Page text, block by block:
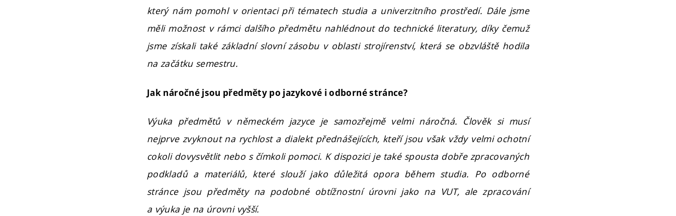
který nám pomohl v orientaci při tématech studia a univerzitního prostředí. Dále jsme
měli možnost v rámci dalšího předmětu nahlédnout do technické literatury, díky čemuž
jsme získali také základní slovní zásobu v oblasti strojírenství, která se obzvláště hodila
na začátku semestru.
Jak náročné jsou předměty po jazykové i odborné stránce?
Výuka předmětů v německém jazyce je samozřejmě velmi náročná. Člověk si musí
nejprve zvyknout na rychlost a dialekt přednášejících, kteří jsou však vždy velmi ochotní
cokoli dovysvětlit nebo s čímkoli pomoci. K dispozici je také spousta dobře zpracovaných
podkladů a materiálů, které slouží jako důležitá opora během studia. Po odborné
stránce jsou předměty na podobné obtížnostní úrovni jako na VUT, ale zpracování
a výuka je na úrovni vyšší.